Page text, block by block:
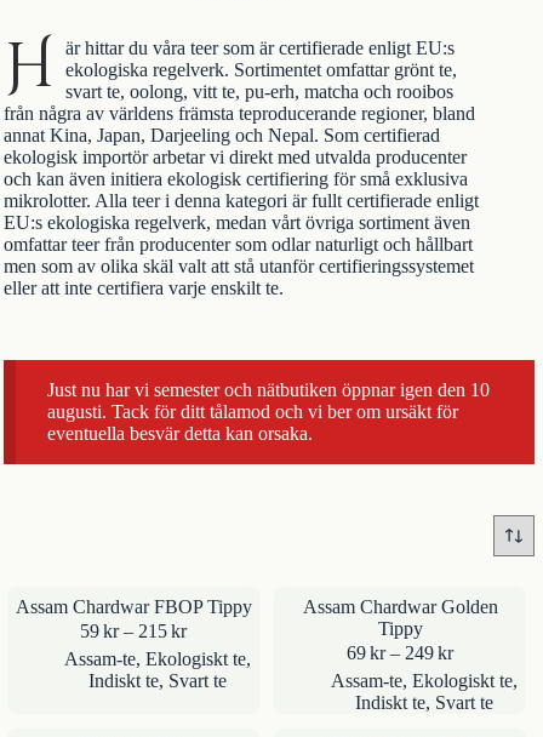
H
är hittar du våra teer som är certifierade enligt EU:s
ekologiska regelverk. Sortimentet omfattar grönt te,
svart te, oolong, vitt te, pu-erh, matcha och rooibos
från några av världens främsta teproducerande regioner, bland
annat Kina, Japan, Darjeeling och Nepal. Som certifierad
ekologisk importör arbetar vi direkt med utvalda producenter
och kan även initiera ekologisk certifiering för små exklusiva
mikrolotter. Alla teer i denna kategori är fullt certifierade enligt
EU:s ekologiska regelverk, medan vårt övriga sortiment även
omfattar teer från producenter som odlar naturligt och hållbart
men som av olika skäl valt att stå utanför certifieringssystemet
eller att inte certifiera varje enskilt te.
Just nu har vi semester och nätbutiken öppnar igen den 10
augusti. Tack för ditt tålamod och vi ber om ursäkt för
eventuella besvär detta kan orsaka.
Assam Chardwar FBOP Tippy
59kr – 215krPrisintervall:
59kr
till
Assam-te, Ekologiskt te,
Indiskt te, Svart te
Assam Chardwar Golden
Tippy
69kr – 249kr
69kr
till
Assam-te, Ekologiskt te,
Indiskt te, Svart te